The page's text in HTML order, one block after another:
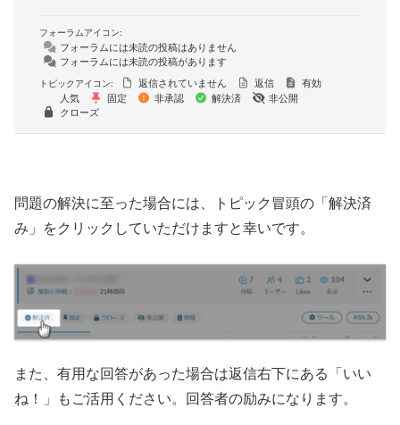
フォーラムアイコン:
フォーラムには未読の投稿はありません
フォーラムには未読の投稿があります
トピックアイコン: 返信されていません 返信
有効
人気
固定 非承認 解決済
非公開
クローズ
問題の解決に至った場合には、トピック冒頭の「解決済
み」をクリックしていただけますと幸いです。
また、有用な回答があった場合は返信右下にある「いい
ね！」もご活用ください。回答者の励みになります。